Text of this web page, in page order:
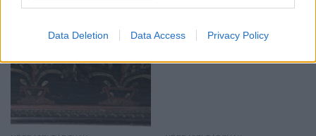
Data Deletion Data Access Privacy Policy